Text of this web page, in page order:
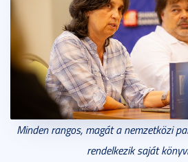
Minden rangos, magát a nemzetközi
rendelkezik saját